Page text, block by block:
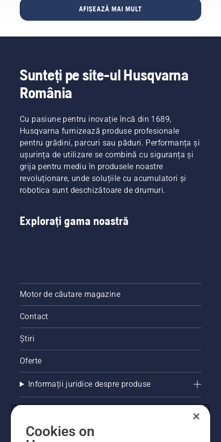
mâinilor.
AFIȘEAZĂ MAI MULT
Sunteți pe site-ul Husqvarna
România
Cu pasiune pentru inovație încă din 1689,
Husqvarna furnizează produse profesionale
pentru grădini, parcuri sau păduri. Performanța și
ușurința de utilizare se combină cu siguranța și
grija pentru mediu în produsele noastre
revoluționare, unde soluțiile cu acumulatori și
robotica sunt deschizătoare de drumuri.
Explorați gama noastră
Motor de căutare magazine
Contact
Știri
Oferte
Informații juridice despre produse
Cookies on